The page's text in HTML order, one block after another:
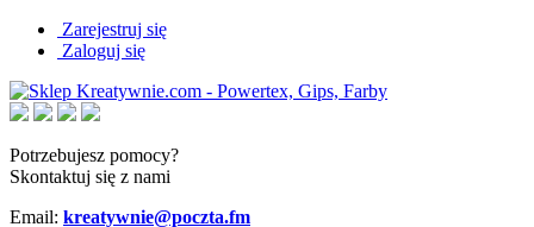
Zarejestruj się
Zaloguj się
Potrzebujesz pomocy?
Skontaktuj się z nami
Email: kreatywnie@poczta.fm